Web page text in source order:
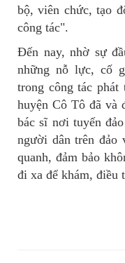
bộ, viên chức, tạo
công tác".
Đến nay, nhờ sự
những nỗ lực, cố
trong công tác
huyện Cô Tô đã và
bác sĩ nơi tuyến
người dân trên đảo
quanh, đảm bảo
đi xa để khám, điều